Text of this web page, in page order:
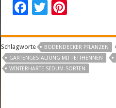
F
e
b
o
T
tt
er
er
es
t
Schlagworte BODENDECKER PFLANZEN
GARTENGESTALTUNG MIT FETTHENNEN
WINTERHARTE SEDUM-SORTEN